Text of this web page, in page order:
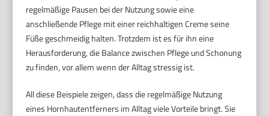
regelmäßige Pausen bei der Nutzung sowie eine
anschließende Pflege mit einer reichhaltigen Creme seine
Füße geschmeidig halten. Trotzdem ist es für ihn eine
Herausforderung, die Balance zwischen Pflege und Schonung
zu finden, vor allem wenn der Alltag stressig ist.
All diese Beispiele zeigen, dass die regelmäßige Nutzung
eines Hornhautentferners im Alltag viele Vorteile bringt. Sie